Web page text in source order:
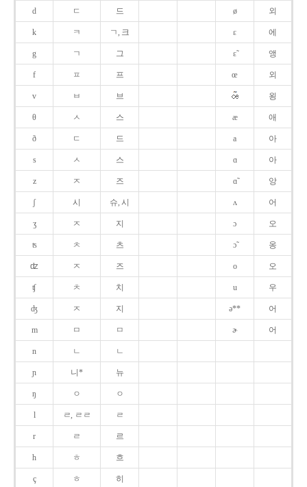
d ㄷ 드 ø 외
k ㅋ ㄱ, 크 ɛ 에
g ㄱ 그 ɛ̃ 앵
f ㅍ 프 œ 외
v ㅂ 브 욍
θ ㅅ 스 æ 애
ð ㄷ 드 a 아
s ㅅ 스 ɑ 아
z ㅈ 즈 ɑ̃ 앙
ʃ 시 슈, 시 ʌ 어
ʒ ㅈ 지 ɔ 오
ʦ ㅊ 츠 ɔ̃ 옹
ʣ ㅈ 즈 o 오
ʧ ㅊ 치 u 우
ʤ ㅈ 지 ə** 어
m ㅁ ㅁ ɚ 어
n ㄴ ㄴ
ɲ 니* 뉴
ŋ ㅇ ㅇ
l ㄹ, ㄹㄹ ㄹ
r ㄹ 르
h ㅎ 흐
ç ㅎ 히